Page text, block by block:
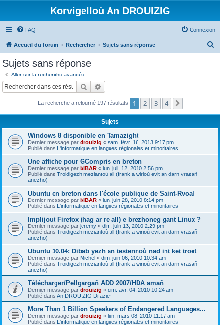
Korvigelloù An DROUIZIG
FAQ Connexion
Accueil du forum Rechercher Sujets sans réponse
c
Sujets sans réponse
Aller sur la recherche avancée
Rechercher
La recherche a retourné 197 résultats 1 2 3 4
Sujets
Windows 8 disponible en Tamazight
Dernier message par drouizig « sam. févr. 16, 2013 9:17 pm
Publié dans L'informatique en langues régionales et minoritaires
Une affiche pour GCompris en breton
Dernier message par bIBAR « lun. juil. 12, 2010 2:56 pm
Publié dans Troidigezh meziantoù all (frank a wirioù evit an darn vrasañ
anezho)
Ubuntu en breton dans l'école publique de Saint-Rvoal
Dernier message par bIBAR « lun. juin 28, 2010 8:14 pm
Publié dans L'informatique en langues régionales et minoritaires
Implijout Firefox (hag ar re all) e brezhoneg gant Linux ?
Dernier message par jeremy « dim. juin 13, 2010 2:29 pm
Publié dans Troidigezh meziantoù all (frank a wirioù evit an darn vrasañ
anezho)
Ubuntu 10.04: Dibab yezh an testennoù nad int ket troet
Dernier message par Michel « dim. juin 06, 2010 10:34 am
Publié dans Troidigezh meziantoù all (frank a wirioù evit an darn vrasañ
anezho)
Télécharger/Pellgargañ ADD 2007/HDA amañ
Dernier message par drouizig « dim. avr. 04, 2010 10:24 am
Publié dans An DROUIZIG Difazier
More Than 1 Billion Speakers of Endangered Languages...
Dernier message par drouizig « lun. mars 08, 2010 11:17 am
Publié dans L'informatique en langues régionales et minoritaires